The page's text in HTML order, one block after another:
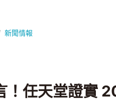
新聞情報
天堂證實 2020 年將不會有新款
！任天堂證實